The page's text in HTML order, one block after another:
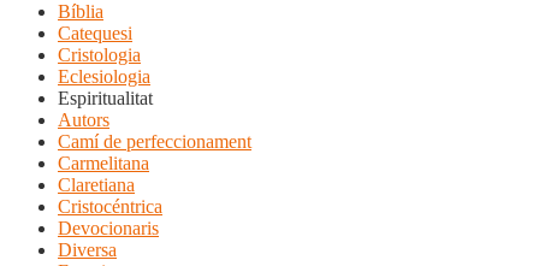
Bíblia
Catequesi
Cristologia
Eclesiologia
Espiritualitat
Autors
Camí de perfeccionament
Carmelitana
Claretiana
Cristocéntrica
Devocionaris
Diversa